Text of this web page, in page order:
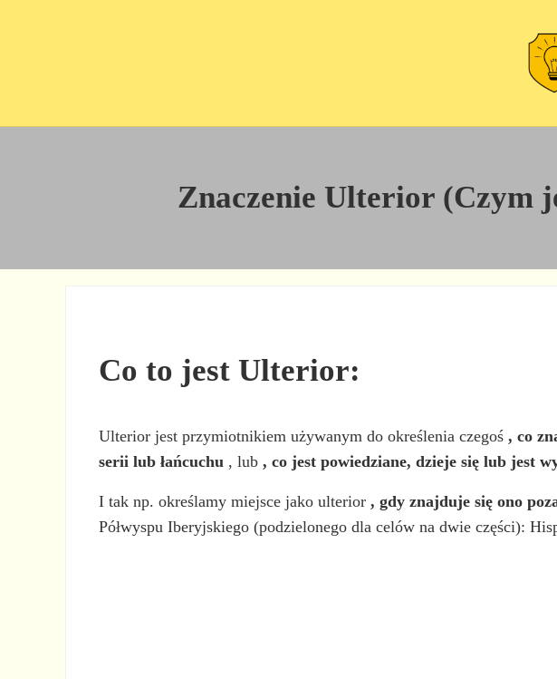
Znaczenie Ulterior (Czym
Co to jest Ulterior:
Ulterior jest przymiotnikiem używanym do określenia czegoś, co
serii lub łańcuchu , lub, co jest powiedziane, dzieje się lub jest
I tak np. określamy miejsce jako ulterior, gdy znajduje się ono
Półwyspu Iberyjskiego (podzielonego dla celów na dwie części):